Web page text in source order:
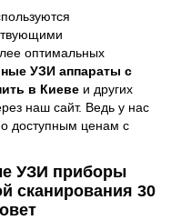
оптимальных
УЗИ аппараты с
в Киеве и других
наш сайт. Ведь у нас
доступным ценам с
УЗИ приборы
сканирования 30